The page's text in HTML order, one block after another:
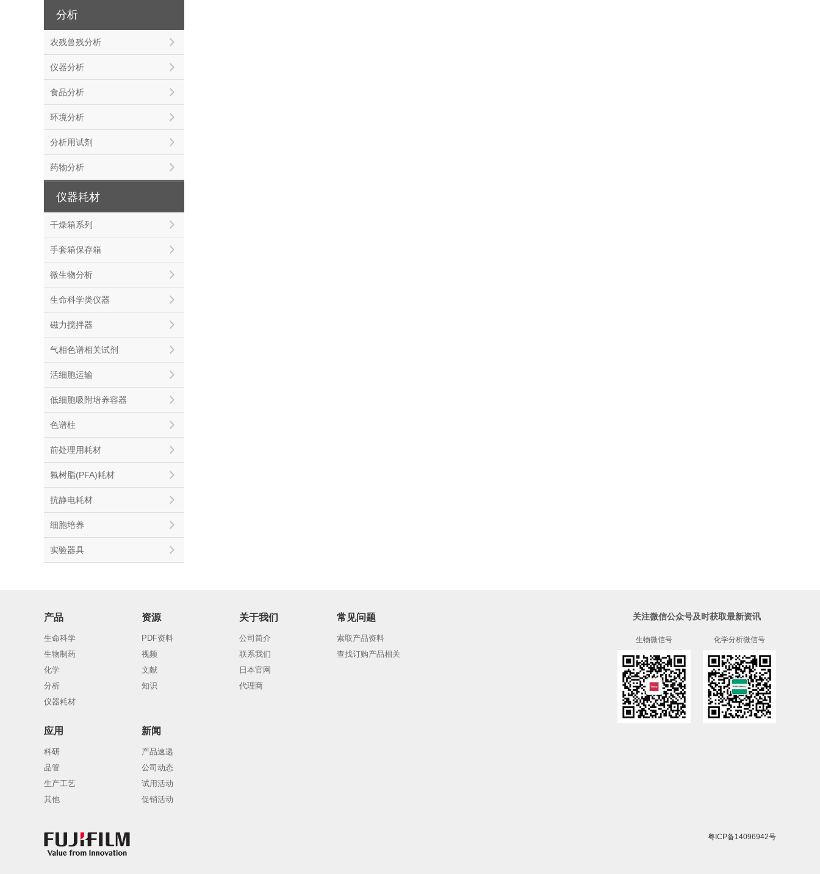
分析
农残兽残分析
仪器分析
食品分析
环境分析
分析用试剂
药物分析
仪器耗材
干燥箱系列
手套箱保存箱
微生物分析
生命科学类仪器
磁力搅拌器
气相色谱相关试剂
活细胞运输
低细胞吸附培养容器
色谱柱
前处理用耗材
氟树脂(PFA)耗材
抗静电耗材
细胞培养
实验器具
产品
生命科学
生物制药
化学
分析
仪器耗材
资源
PDF资料
视频
文献
知识
关于我们
公司简介
联系我们
日本官网
代理商
常见问题
索取产品资料
查找订购产品相关
应用
科研
品管
生产工艺
其他
新闻
产品速递
公司动态
试用活动
促销活动
关注微信公众号及时获取最新资讯
生物微信号 化学分析微信号
粤ICP备14096942号